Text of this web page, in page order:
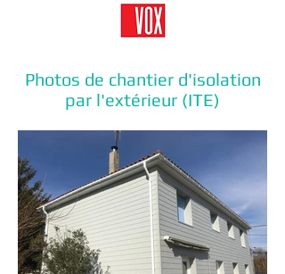
Photos de chantier d'isolation
par l'extérieur (ITE)